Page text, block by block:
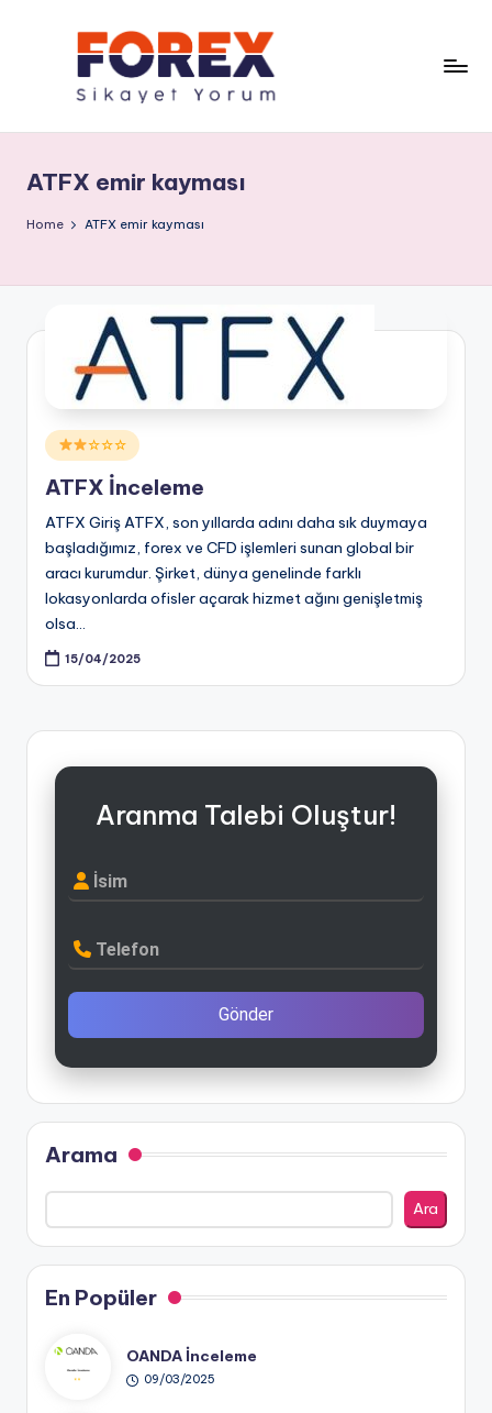
ATFX emir kayması
Home ATFX emir kayması
Posted
in
☆☆☆
ATFX İnceleme
ATFX Giriş ATFX, son yıllarda adını daha sık duymaya
başladığımız, forex ve CFD işlemleri sunan global bir
aracı kurumdur. Şirket, dünya genelinde farklı
lokasyonlarda ofisler açarak hizmet ağını genişletmiş
olsa…
15/04/2025
Aranma Talebi Oluştur!
İsim
Telefon
Gönder
Arama
Ara
En Popüler
OANDA İnceleme
09/03/2025